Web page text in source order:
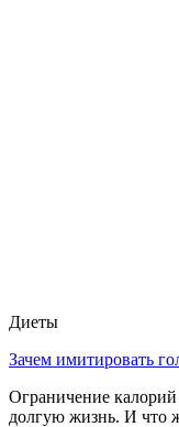
Диеты
Зачем имитировать
Ограничение калорий
долгую жизнь. И что